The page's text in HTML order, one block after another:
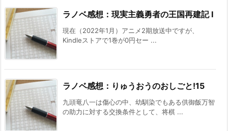
ラノベ感想：現実主義勇者の王国再建記 I
現在（2022年1月）アニメ2期放送中ですが、
Kindleストアで1巻が0円セー ...
ラノベ感想：りゅうおうのおしごと!15
九頭竜八一は傷心の中、幼馴染でもある供御飯万智
の助力に対する交換条件として、将棋 ...